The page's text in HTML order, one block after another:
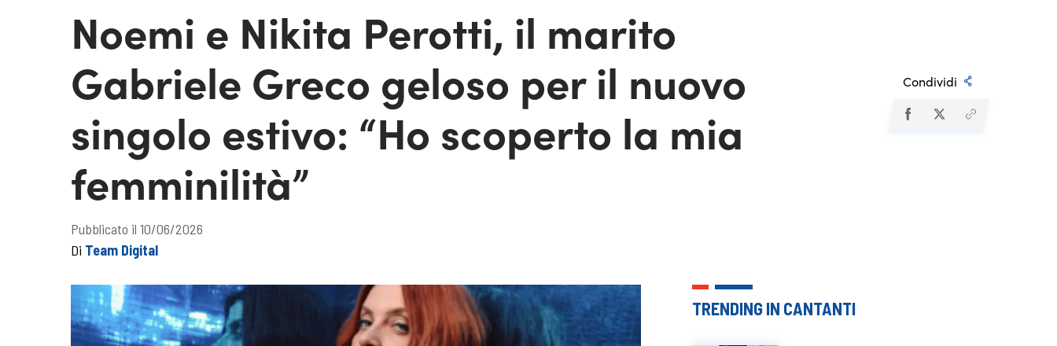
Noemi e Nikita Perotti, il marito
Gabriele Greco geloso per il nuovo
singolo estivo: “Ho scoperto la mia
femminilità”
Condividi
Pubblicato il 10/06/2026
Di Team Digital
TRENDING IN CANTANTI